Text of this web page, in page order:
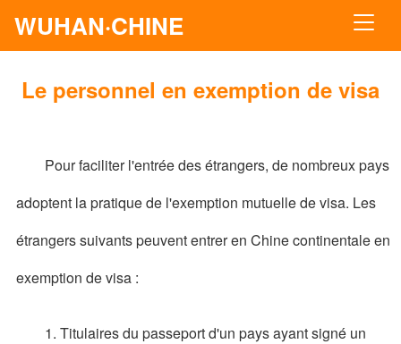
WUHAN·CHINE
Le personnel en exemption de visa
Pour faciliter l'entrée des étrangers, de nombreux pays
adoptent la pratique de l'exemption mutuelle de visa. Les
étrangers suivants peuvent entrer en Chine continentale en
exemption de visa :
1. Titulaires du passeport d'un pays ayant signé un